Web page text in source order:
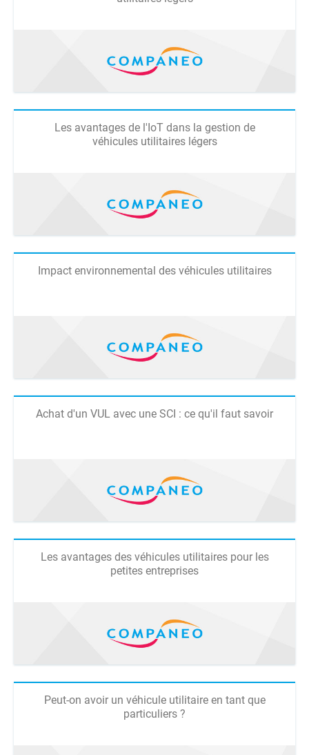
Les avantages de l'IoT dans la gestion de
véhicules utilitaires légers
Impact environnemental des véhicules utilitaires
Achat d'un VUL avec une SCI : ce qu'il faut savoir
Les avantages des véhicules utilitaires pour les
petites entreprises
Peut-on avoir un véhicule utilitaire en tant que
particuliers ?